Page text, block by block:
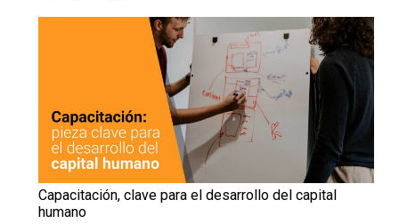
Capacitación, clave para el desarrollo del capital
humano